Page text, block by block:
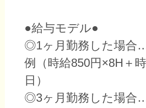
●給与モデル●
◎1ヶ月勤務した場合
例（時給850円×8H＋
日）
◎3ヶ月勤務した場合